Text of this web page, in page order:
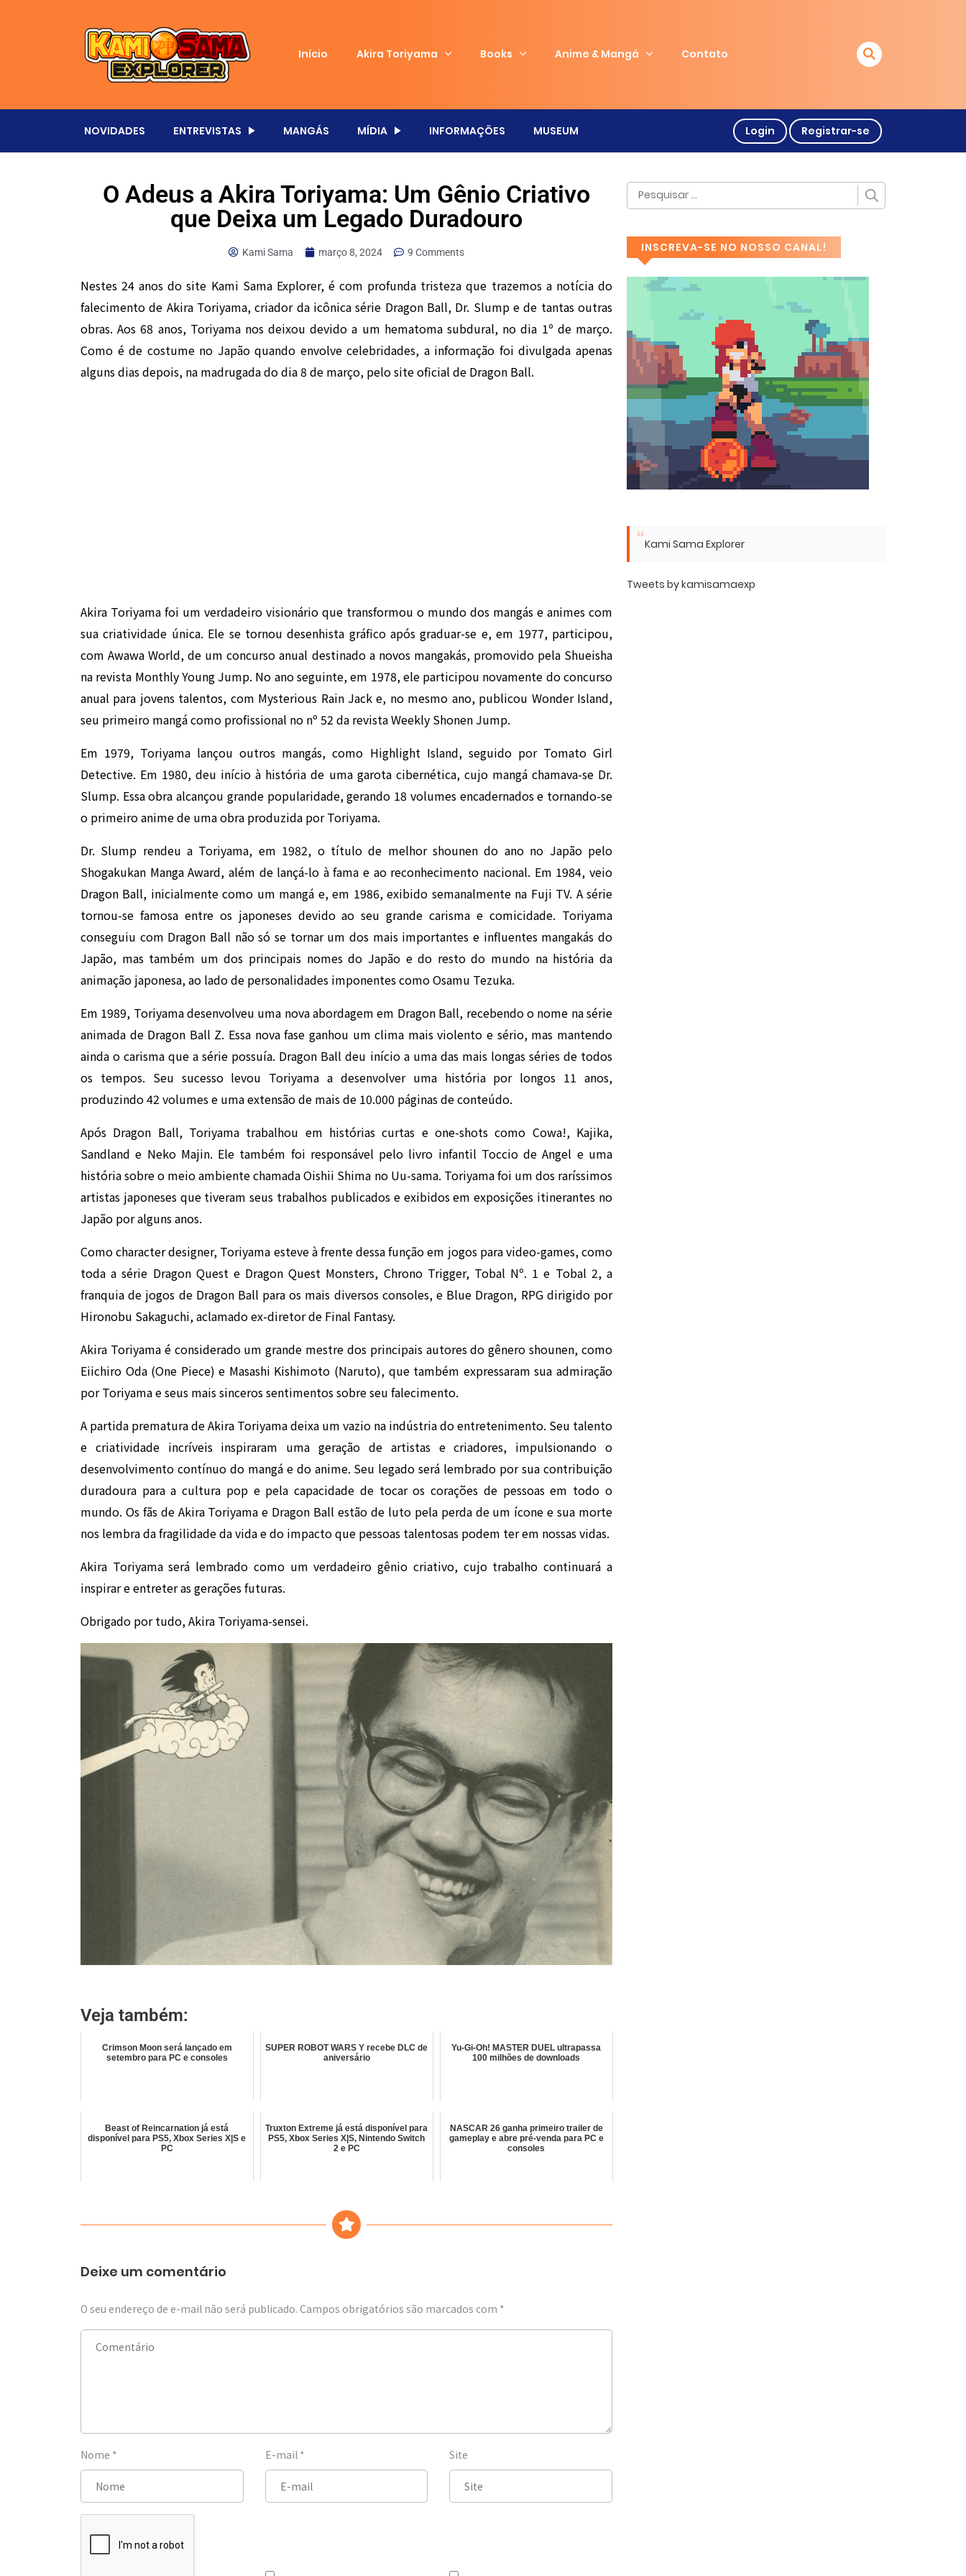
Início Akira Toriyama Books Anime & Mangá Contato
NOVIDADES ENTREVISTAS MANGÁS MÍDIA INFORMAÇÕES MUSEUM Login Registrar-se
O Adeus a Akira Toriyama: Um Gênio Criativo
que Deixa um Legado Duradouro
Kami Sama março 8, 2024 9 Comments
Nestes 24 anos do site Kami Sama Explorer, é com profunda tristeza que trazemos a notícia do
falecimento de Akira Toriyama, criador da icônica série Dragon Ball, Dr. Slump e de tantas outras
obras. Aos 68 anos, Toriyama nos deixou devido a um hematoma subdural, no dia 1º de março.
Como é de costume no Japão quando envolve celebridades, a informação foi divulgada apenas
alguns dias depois, na madrugada do dia 8 de março, pelo site oficial de Dragon Ball.
Akira Toriyama foi um verdadeiro visionário que transformou o mundo dos mangás e animes com
sua criatividade única. Ele se tornou desenhista gráfico após graduar-se e, em 1977, participou,
com Awawa World, de um concurso anual destinado a novos mangakás, promovido pela Shueisha
na revista Monthly Young Jump. No ano seguinte, em 1978, ele participou novamente do concurso
anual para jovens talentos, com Mysterious Rain Jack e, no mesmo ano, publicou Wonder Island,
seu primeiro mangá como profissional no nº 52 da revista Weekly Shonen Jump.
Em 1979, Toriyama lançou outros mangás, como Highlight Island, seguido por Tomato Girl
Detective. Em 1980, deu início à história de uma garota cibernética, cujo mangá chamava-se Dr.
Slump. Essa obra alcançou grande popularidade, gerando 18 volumes encadernados e tornando-se
o primeiro anime de uma obra produzida por Toriyama.
Dr. Slump rendeu a Toriyama, em 1982, o título de melhor shounen do ano no Japão pelo
Shogakukan Manga Award, além de lançá-lo à fama e ao reconhecimento nacional. Em 1984, veio
Dragon Ball, inicialmente como um mangá e, em 1986, exibido semanalmente na Fuji TV. A série
tornou-se famosa entre os japoneses devido ao seu grande carisma e comicidade. Toriyama
conseguiu com Dragon Ball não só se tornar um dos mais importantes e influentes mangakás do
Japão, mas também um dos principais nomes do Japão e do resto do mundo na história da
animação japonesa, ao lado de personalidades imponentes como Osamu Tezuka.
Em 1989, Toriyama desenvolveu uma nova abordagem em Dragon Ball, recebendo o nome na série
animada de Dragon Ball Z. Essa nova fase ganhou um clima mais violento e sério, mas mantendo
ainda o carisma que a série possuía. Dragon Ball deu início a uma das mais longas séries de todos
os tempos. Seu sucesso levou Toriyama a desenvolver uma história por longos 11 anos,
produzindo 42 volumes e uma extensão de mais de 10.000 páginas de conteúdo.
Após Dragon Ball, Toriyama trabalhou em histórias curtas e one-shots como Cowa!, Kajika,
Sandland e Neko Majin. Ele também foi responsável pelo livro infantil Toccio de Angel e uma
história sobre o meio ambiente chamada Oishii Shima no Uu-sama. Toriyama foi um dos raríssimos
artistas japoneses que tiveram seus trabalhos publicados e exibidos em exposições itinerantes no
Japão por alguns anos.
Como character designer, Toriyama esteve à frente dessa função em jogos para video-games, como
toda a série Dragon Quest e Dragon Quest Monsters, Chrono Trigger, Tobal Nº. 1 e Tobal 2, a
franquia de jogos de Dragon Ball para os mais diversos consoles, e Blue Dragon, RPG dirigido por
Hironobu Sakaguchi, aclamado ex-diretor de Final Fantasy.
Akira Toriyama é considerado um grande mestre dos principais autores do gênero shounen, como
Eiichiro Oda (One Piece) e Masashi Kishimoto (Naruto), que também expressaram sua admiração
por Toriyama e seus mais sinceros sentimentos sobre seu falecimento.
A partida prematura de Akira Toriyama deixa um vazio na indústria do entretenimento. Seu talento
e criatividade incríveis inspiraram uma geração de artistas e criadores, impulsionando o
desenvolvimento contínuo do mangá e do anime. Seu legado será lembrado por sua contribuição
duradoura para a cultura pop e pela capacidade de tocar os corações de pessoas em todo o
mundo. Os fãs de Akira Toriyama e Dragon Ball estão de luto pela perda de um ícone e sua morte
nos lembra da fragilidade da vida e do impacto que pessoas talentosas podem ter em nossas vidas.
Akira Toriyama será lembrado como um verdadeiro gênio criativo, cujo trabalho continuará a
inspirar e entreter as gerações futuras.
Obrigado por tudo, Akira Toriyama-sensei.
Veja também:
Crimson Moon será lançado em
setembro para PC e consoles
SUPER ROBOT WARS Y recebe DLC de
aniversário
Yu-Gi-Oh! MASTER DUEL ultrapassa
100 milhões de downloads
Beast of Reincarnation já está
disponível para PS5, Xbox Series X|S e
PC
Truxton Extreme já está disponível para
PS5, Xbox Series X|S, Nintendo Switch
2 e PC
NASCAR 26 ganha primeiro trailer de
gameplay e abre pré-venda para PC e
consoles
Deixe um comentário
O seu endereço de e-mail não será publicado. Campos obrigatórios são marcados com *
Nome * E-mail * Site
INSCREVA-SE NO NOSSO CANAL!
Kami Sama Explorer
Tweets by kamisamaexp